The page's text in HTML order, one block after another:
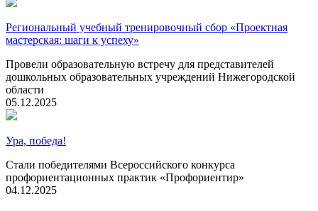
Региональный учебный тренировочный сбор «Проектная
мастерская: шаги к успеху»
Провели образовательную встречу для представителей
дошкольных образовательных учреждений Нижегородской
области
05.12.2025
Ура, победа!
Стали победителями Всероссийского конкурса
профориентационных практик «Профориентир»
04.12.2025